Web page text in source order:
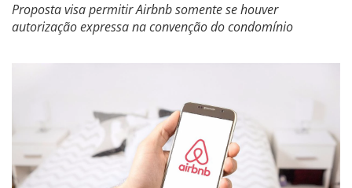
Proposta visa permitir Airbnb somente se houver
autorização expressa na convenção do condomínio